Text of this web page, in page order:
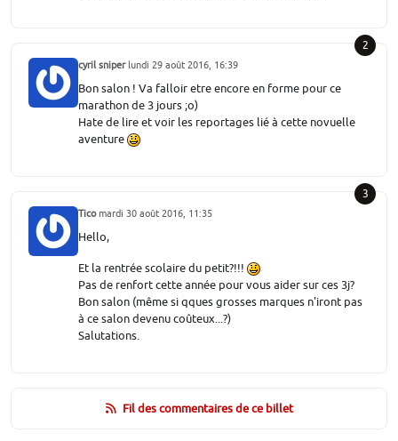
2
cyril sniperlundi 29 août 2016, 16:39
Bon salon ! Va falloir etre encore en forme pour ce
marathon de 3 jours ;o)
Hate de lire et voir les reportages lié à cette novuelle
aventure
3
Ticomardi 30 août 2016, 11:35
Hello,
Et la rentrée scolaire du petit?!!!
Pas de renfort cette année pour vous aider sur ces 3j?
Bon salon (même si qques grosses marques n'iront pas
à ce salon devenu coûteux...?)
Salutations.
Fil des commentaires de ce billet